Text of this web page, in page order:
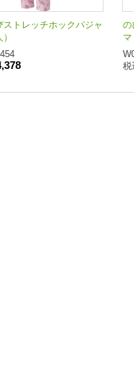
ストレッチホックパジャ
の
マ
税